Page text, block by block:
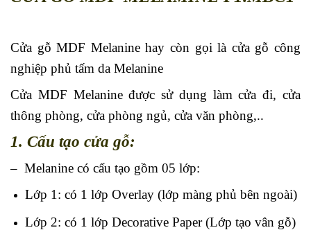
Cửa gỗ MDF Melanine hay còn gọi là cửa gỗ công
nghiệp phủ tấm da Melanine
Cửa MDF Melanine được sử dụng làm cửa đi, cửa
thông phòng, cửa phòng ngủ, cửa văn phòng,..
1. Cấu tạo cửa gỗ:
– Melanine có cấu tạo gồm 05 lớp:
Lớp 1: có 1 lớp Overlay (lớp màng phủ bên ngoài)
Lớp 2: có 1 lớp Decorative Paper (Lớp tạo vân gỗ)